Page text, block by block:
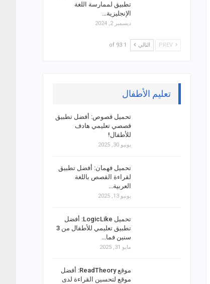
تطبيق لممارسة اللغة
الإنجليزية…
ديسمبر 2, 2024
التالي 1 of 93
تعليم الأطفال
تحميل قصوص: أفضل تطبيق
قصصي تعليمي هادف
للأطفال!
يونيو 30, 2025
تحميل فهمان: أفضل تطبيق
لقراءة القصص باللغة
العربية…
يونيو 13, 2025
تحميل LogicLike: أفضل
تطبيق تعليمي للأطفال من 3
سنين فما…
مايو 31, 2025
موقع ReadTheory: أفضل
موقع لتحسين القراءة لدى